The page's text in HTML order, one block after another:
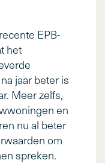
EPB-
het
jaar beter is
Meer zelfs,
en
nu al beter
om
spreken.